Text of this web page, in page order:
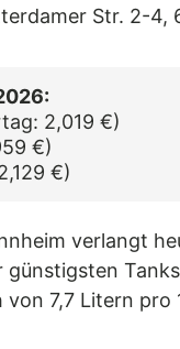
Str. 2-4,
2,019 €)
€)
€)
verlangt
7,7 Litern pro